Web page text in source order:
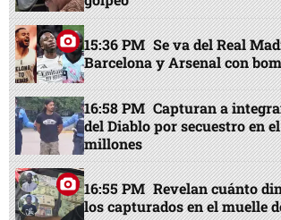
15:36 PM Se va del Real
Barcelona y Arsenal con
16:58 PM Capturan a
del Diablo por secuestro en
millones
16:55 PM Revelan cuánto
los capturados en el muelle